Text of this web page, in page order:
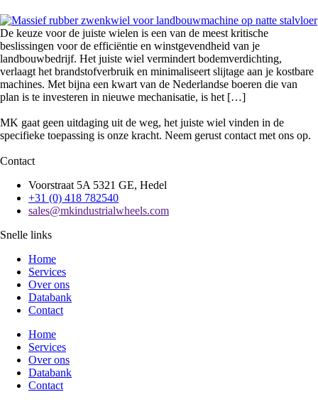
De keuze voor de juiste wielen is een van de meest kritische
beslissingen voor de efficiëntie en winstgevendheid van je
landbouwbedrijf. Het juiste wiel vermindert bodemverdichting,
verlaagt het brandstofverbruik en minimaliseert slijtage aan je kostbare
machines. Met bijna een kwart van de Nederlandse boeren die van
plan is te investeren in nieuwe mechanisatie, is het […]
MK gaat geen uitdaging uit de weg, het juiste wiel vinden in de
specifieke toepassing is onze kracht. Neem gerust contact met ons op.
Contact
Voorstraat 5A 5321 GE, Hedel
+31 (0) 418 782540
sales@mkindustrialwheels.com
Snelle links
Home
Services
Over ons
Databank
Contact
Home
Services
Over ons
Databank
Contact